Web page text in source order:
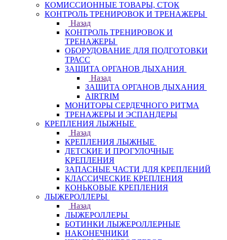
КОМИССИОННЫЕ ТОВАРЫ, СТОК
КОНТРОЛЬ ТРЕНИРОВОК И ТРЕНАЖЕРЫ
Назад
КОНТРОЛЬ ТРЕНИРОВОК И
ТРЕНАЖЕРЫ
ОБОРУДОВАНИЕ ДЛЯ ПОДГОТОВКИ
ТРАСС
ЗАЩИТА ОРГАНОВ ДЫХАНИЯ
Назад
ЗАЩИТА ОРГАНОВ ДЫХАНИЯ
AIRTRIM
МОНИТОРЫ СЕРДЕЧНОГО РИТМА
ТРЕНАЖЕРЫ И ЭСПАНДЕРЫ
КРЕПЛЕНИЯ ЛЫЖНЫЕ
Назад
КРЕПЛЕНИЯ ЛЫЖНЫЕ
ДЕТСКИЕ И ПРОГУЛОЧНЫЕ
КРЕПЛЕНИЯ
ЗАПАСНЫЕ ЧАСТИ ДЛЯ КРЕПЛЕНИЙ
КЛАССИЧЕСКИЕ КРЕПЛЕНИЯ
КОНЬКОВЫЕ КРЕПЛЕНИЯ
ЛЫЖЕРОЛЛЕРЫ
Назад
ЛЫЖЕРОЛЛЕРЫ
БОТИНКИ ЛЫЖЕРОЛЛЕРНЫЕ
НАКОНЕЧНИКИ